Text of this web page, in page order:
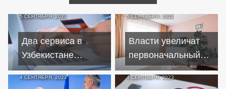
5 СЕНТЯБРЯ, 2023
Два сервиса в
Узбекистане
приостановили
международные
5 СЕНТЯБРЯ, 2023
Власти увеличат
первоначальный
взнос по льготной
ипотеке до 20%
4 СЕНТЯБРЯ, 2023 4 СЕНТЯБРЯ, 2023